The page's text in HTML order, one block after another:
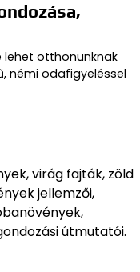
lehet otthonunknak
némi odafigyeléssel
virág fajták, zöld
jellemzői,
útmutatói.